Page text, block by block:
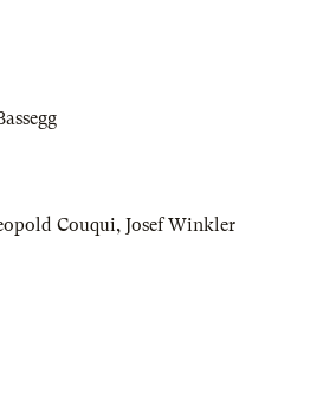
Couqui, Josef Winkler